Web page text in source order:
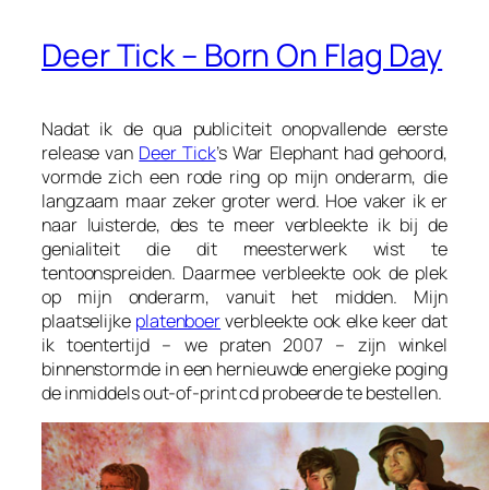
Deer Tick – Born On Flag Day
Nadat ik de qua publiciteit onopvallende eerste
release van Deer Tick’s War Elephanthad gehoord,
vormde zich een rode ring op mijn onderarm, die
langzaam maar zeker groter werd. Hoe vaker ik er
naar luisterde, des te meer verbleekte ik bij de
genialiteit die dit meesterwerk wist te
tentoonspreiden. Daarmee verbleekte ook de plek
op mijn onderarm, vanuit het midden. Mijn
plaatselijke platenboerverbleekte ook elke keer dat
ik toentertijd – we praten 2007 – zijn winkel
binnenstormde in een hernieuwde energieke poging
de inmiddels out-of-print cd probeerde te bestellen.